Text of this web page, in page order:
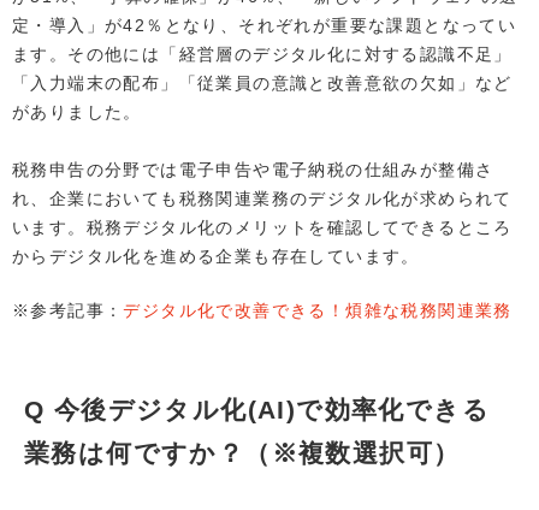
定・導入」が42％となり、それぞれが重要な課題となってい
ます。その他には「経営層のデジタル化に対する認識不足」
「入力端末の配布」「従業員の意識と改善意欲の欠如」など
がありました。
税務申告の分野では電子申告や電子納税の仕組みが整備さ
れ、企業においても税務関連業務のデジタル化が求められて
います。税務デジタル化のメリットを確認してできるところ
からデジタル化を進める企業も存在しています。
※参考記事：デジタル化で改善できる！煩雑な税務関連業務
Q 今後デジタル化(AI)で効率化できる
業務は何ですか？（※複数選択可）